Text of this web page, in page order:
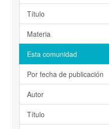
Título
Materia
Esta comunidad
Por fecha de publicación
Autor
Título